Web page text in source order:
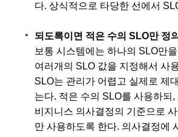
다. 상식적으로 타당한 선에서
되도록이면 적은 수의 SLO만 정
보통 시스템에는 하나의 SLO만
여러개의 SLO 값을 지정해서 사
SLO는 관리가 어렵고 실제로 제
는다. 적은 수의 SLO를 사용하되
비지니스 의사결정의 기준으로
만 사용하도록 한다. 의사결정에